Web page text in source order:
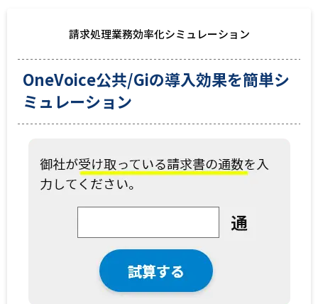
請求処理業務効率化シミュレーション
OneVoice公共/Giの導入効果を簡単シ
ミュレーション